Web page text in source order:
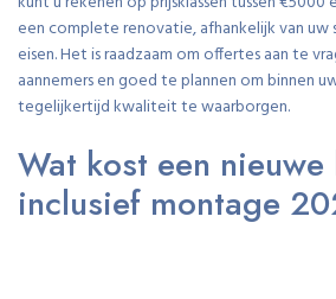
een complete renovatie, afhankelijk van uw
eisen. Het is raadzaam om offertes aan te
aannemers en goed te plannen om binnen
tegelijkertijd kwaliteit te waarborgen.
Wat kost een
inclusief montage